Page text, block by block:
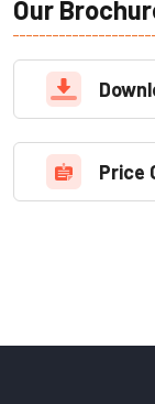
Our
Price